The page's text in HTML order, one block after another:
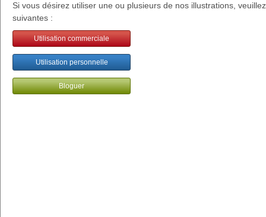
Si vous désirez utiliser une ou plusieurs de nos illustrations,
suivantes :
Utilisation commerciale
Utilisation personnelle
Bloguer